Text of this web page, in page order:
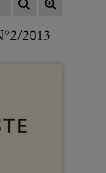
2013